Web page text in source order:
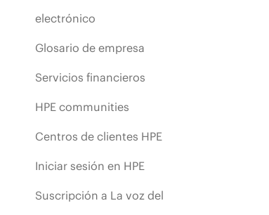
electrónico
Glosario de empresa
Servicios financieros
HPE communities
Centros de clientes HPE
Iniciar sesión en HPE
Suscripción a La voz del